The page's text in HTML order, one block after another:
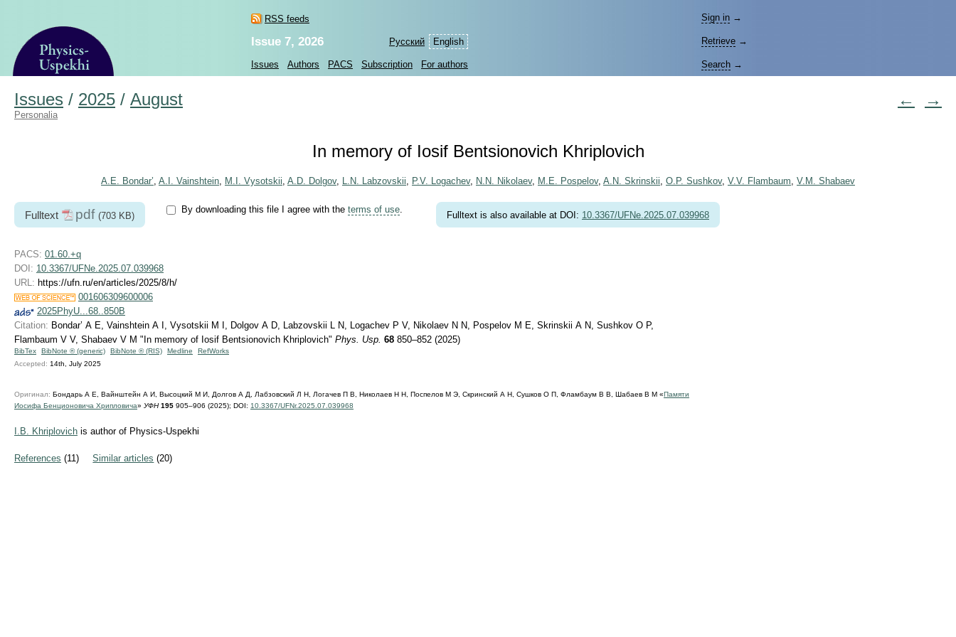
RSS feeds
Русский English
Sign in →
Issue 7, 2026 Retrieve →
Issues Authors PACS Subscription For authors Search →
Issues / 2025 / August ← →
Personalia
In memory of Iosif Bentsionovich Khriplovich
A.E. Bondar’, A.I. Vainshtein, M.I. Vysotskii, A.D. Dolgov, L.N. Labzovskii, P.V. Logachev, N.N. Nikolaev, M.E. Pospelov, A.N. Skrinskii, O.P. Sushkov, V.V. Flambaum, V.M. Shabaev
Fulltext pdf (703 KB)
By downloading this file I agree with the terms of use. Fulltext is also available at DOI: 10.3367/UFNe.2025.07.039968
PACS: 01.60.+q
DOI: 10.3367/UFNe.2025.07.039968
URL: https://ufn.ru/en/articles/2025/8/h/
001606309600006
2025PhyU...68..850B
Citation: Bondar’ A E, Vainshtein A I, Vysotskii M I, Dolgov A D, Labzovskii L N, Logachev P V, Nikolaev N N, Pospelov M E, Skrinskii A N, Sushkov O P,
Flambaum V V, Shabaev V M "In memory of Iosif Bentsionovich Khriplovich" Phys. Usp. 68 850–852 (2025)
BibTex BibNote ® (generic) BibNote ® (RIS) Medline
RefWorks
Accepted: 14th, July 2025
Оригинал: Бондарь А Е, Вайнштейн А И, Высоцкий М И, Долгов А Д, Лабзовский Л Н, Логачев П В, Николаев Н Н, Поспелов М Э, Скринский А Н, Сушков О П, Фламбаум В В, Шабаев В М «Памяти
Иосифа Бенционовича Хрипловича» УФН 195 905–906 (2025); DOI: 10.3367/UFNr.2025.07.039968
I.B. Khriplovich is author of Physics-Uspekhi
References (11) Similar articles (20)